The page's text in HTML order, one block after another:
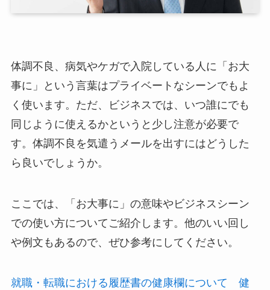
体調不良、病気やケガで入院している人に「お大
事に」という言葉はプライベートなシーンでもよ
く使います。ただ、ビジネスでは、いつ誰にでも
同じように使えるかというと少し注意が必要で
す。体調不良を気遣うメールを出すにはどうした
ら良いでしょうか。
ここでは、「お大事に」の意味やビジネスシーン
での使い方についてご紹介します。他のいい回し
や例文もあるので、ぜひ参考にしてください。
就職・転職における履歴書の健康欄について 健